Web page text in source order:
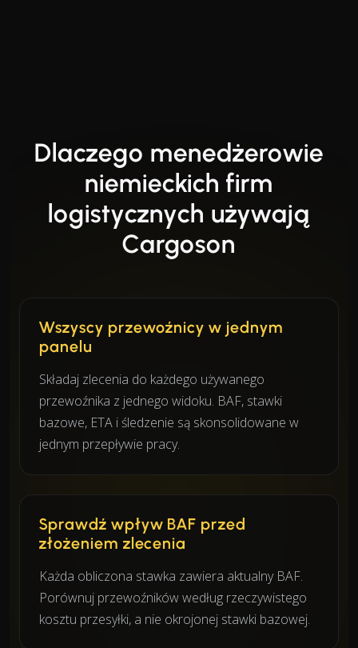
Dlaczego menedżerowie
niemieckich firm
logistycznych używają
Cargoson
Wszyscy przewoźnicy w jednym
panelu
Składaj zlecenia do każdego używanego
przewoźnika z jednego widoku. BAF, stawki
bazowe, ETA i śledzenie są skonsolidowane w
jednym przepływie pracy.
Sprawdź wpływ BAF przed
złożeniem zlecenia
Każda obliczona stawka zawiera aktualny BAF.
Porównuj przewoźników według rzeczywistego
kosztu przesyłki, a nie okrojonej stawki bazowej.